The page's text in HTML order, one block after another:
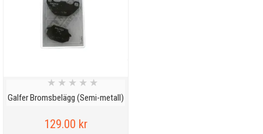
Galfer Bromsbelägg (Semi-metall)
★ ★ ★ ★ ★
129.00 kr